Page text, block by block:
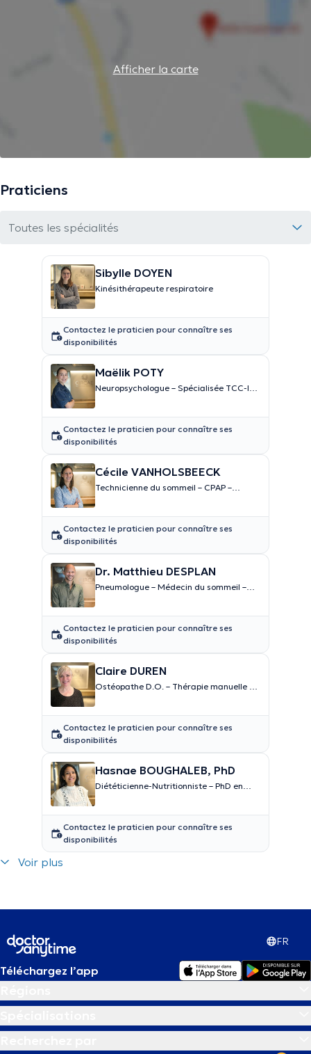
Afficher la carte
Praticiens
Toutes les spécialités
Sibylle DOYEN
Kinésithérapeute respiratoire
Contactez le praticien pour connaître ses
disponibilités
Maëlik POTY
Neuropsychologue – Spécialisée TCC-I
Contactez le praticien pour connaître ses
disponibilités
Cécile VANHOLSBEECK
Technicienne du sommeil – CPAP –
Contactez le praticien pour connaître ses
disponibilités
Dr. Matthieu DESPLAN
Pneumologue – Médecin du sommeil –
Contactez le praticien pour connaître ses
disponibilités
Claire DUREN
Ostéopathe D.O. – Thérapie manuelle et
Contactez le praticien pour connaître ses
disponibilités
Hasnae BOUGHALEB, PhD
Diététicienne-Nutritionniste – PhD en
Contactez le praticien pour connaître ses
disponibilités
Voir plus
FR
Téléchargez l’app